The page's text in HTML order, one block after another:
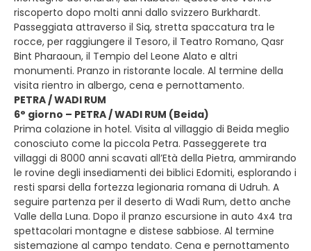
riscoperto dopo molti anni dallo svizzero Burkhardt.
Passeggiata attraverso il Siq, stretta spaccatura tra le
rocce, per raggiungere il Tesoro, il Teatro Romano, Qasr
Bint Pharaoun, il Tempio del Leone Alato e altri
monumenti. Pranzo in ristorante locale. Al termine della
visita rientro in albergo, cena e pernottamento.
PETRA / WADI RUM
6° giorno – PETRA / WADI RUM (Beida)
Prima colazione in hotel. Visita al villaggio di Beida meglio
conosciuto come la piccola Petra. Passeggerete tra
villaggi di 8000 anni scavati all’Età della Pietra, ammirando
le rovine degli insediamenti dei biblici Edomiti, esplorando i
resti sparsi della fortezza legionaria romana di Udruh. A
seguire partenza per il deserto di Wadi Rum, detto anche
Valle della Luna. Dopo il pranzo escursione in auto 4x4 tra
spettacolari montagne e distese sabbiose. Al termine
sistemazione al campo tendato. Cena e pernottamento